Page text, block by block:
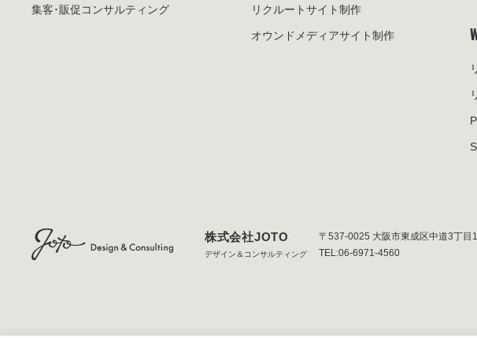
集客･販促コンサルティング リクルートサイト制作
オウンドメディアサイト制作
株式会社JOTO
デザイン＆コンサルティング
〒537-0025 大阪市東成区中道3丁目
TEL:06-6971-4560